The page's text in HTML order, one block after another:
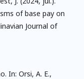
of base pay on
Journal of
In: Orsi, A. E.,